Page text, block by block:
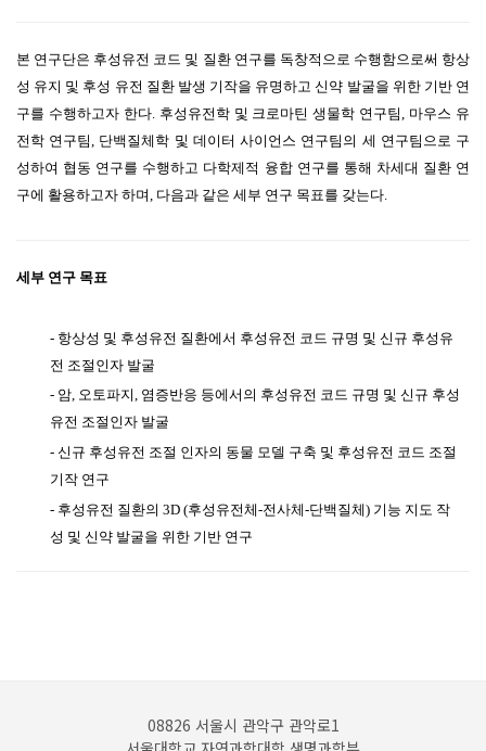
본 연구단은 후성유전 코드 및 질환 연구를 독창적으로 수행함으로써 항상
성 유지 및 후성 유전 질환 발생 기작을 유명하고 신약 발굴을 위한 기반 연
구를 수행하고자 한다. 후성유전학 및 크로마틴 생물학 연구팀, 마우스 유
전학 연구팀, 단백질체학 및 데이터 사이언스 연구팀의 세 연구팀으로 구
성하여 협동 연구를 수행하고 다학제적 융합 연구를 통해 차세대 질환 연
구에 활용하고자 하며, 다음과 같은 세부 연구 목표를 갖는다.
세부 연구 목표
- 항상성 및 후성유전 질환에서 후성유전 코드 규명 및 신규 후성유
전 조절인자 발굴
- 암, 오토파지, 염증반응 등에서의 후성유전 코드 규명 및 신규 후성
유전 조절인자 발굴
-신규 후성유전 조절 인자의 동물 모델 구축 및 후성유전 코드 조절
기작 연구
- 후성유전 질환의 3D (후성유전체-전사체-단백질체) 기능 지도 작
성 및 신약 발굴을 위한 기반 연구
08826 서울시 관악구 관악로1